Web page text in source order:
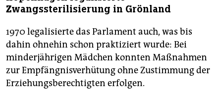
Zwangssterilisierung in Grönland
1970 legalisierte das Parlament auch, was bis
dahin ohnehin schon praktiziert wurde: Bei
minderjährigen Mädchen konnten Maßnahmen
zur Empfängnisverhütung ohne Zustimmung der
Erziehungsberechtigten erfolgen.